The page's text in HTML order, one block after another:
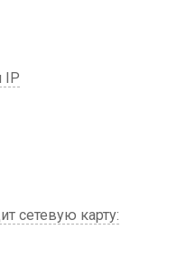
IP
сетевую карту: